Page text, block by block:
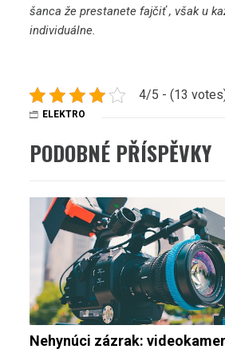
šanca že prestanete fajčiť , však u
individuálne.
4/5 - (13
ELEKTRO
PODOBNÉ PŘÍSPĚVKY
Nehynúci zázrak: